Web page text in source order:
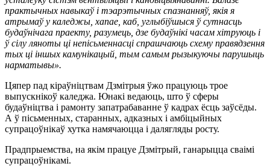
практычных навыкаў і тэарэтычных спазнанняў, якія я
атрымаў у каледжы, хапае, каб, углыбіўшыся ў сутнасць
будаўнічага праекту, разумець, дзе будаўнікі часам хітруюць і
ў сілу ляноты ці непісьменнасці спрашчаюць схему правядзення
тых ці іншых камунікацый, тым самым рызыкуючы парушыць
нарматывы».
Цяпер пад кіраўніцтвам Дзмітрыя ўжо працуюць трое
выпускнікоў каледжа. Юнакі ведаюць, што ў сферы
будаўніцтва і рамонту запатрабаванне ў кадрах ёсць заўсёды.
А ў пісьменных, старанных, адказных і амбіцыйных
супрацоўнікаў хутка намячаюцца і далягляды росту.
Прадпрыемства, на якім працуе Дзмітрый, ганарыцца сваімі
супрацоўнікамі.